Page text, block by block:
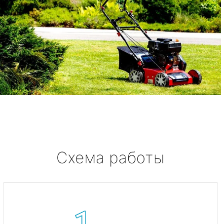
Схема работы